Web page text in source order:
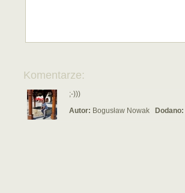
Komentarze:
;-)))
Autor: Bogusław Nowak Dodano: